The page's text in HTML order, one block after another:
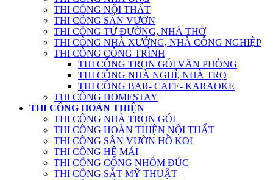
THI CÔNG NỘI THẤT
THI CÔNG SÂN VƯỜN
THI CÔNG TỪ ĐƯỜNG, NHÀ THỜ
THI CÔNG NHÀ XƯỞNG, NHÀ CÔNG NGHIỆP
THI CÔNG CÔNG TRÌNH
THI CÔNG TRỌN GÓI VĂN PHÒNG
THI CÔNG NHÀ NGHỈ, NHÀ TRỌ
THI CÔNG BAR- CAFE- KARAOKE
THI CÔNG HOMESTAY
THI CÔNG HOÀN THIỆN
THI CÔNG NHÀ TRỌN GÓI
THI CÔNG HOÀN THIỆN NỘI THẤT
THI CÔNG SÂN VƯỜN HỒ KOI
THI CÔNG HỆ MÁI
THI CÔNG CỔNG NHÔM ĐÚC
THI CÔNG SẮT MỸ THUẬT